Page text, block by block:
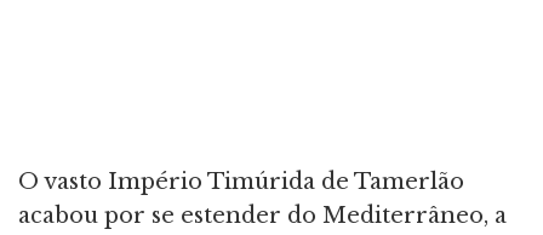
O vasto Império Timúrida de Tamerlão
acabou por se estender do Mediterrâneo, a